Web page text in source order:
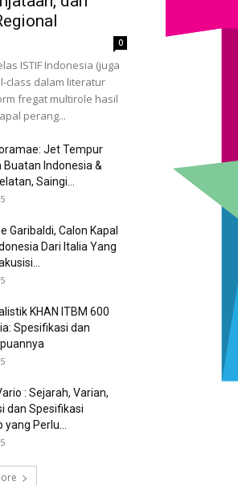
0
ISTIF Indonesia (juga
class dalam literatur
fregat multirole hasil
perang...
Jet Tempur
Buatan Indonesia &
Saingi...
Garibaldi, Calon Kapal
Dari Italia Yang
KHAN ITBM 600
Spesifikasi dan
: Sejarah, Varian,
dan Spesifikasi
yang Perlu...